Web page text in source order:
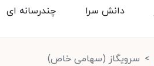
چندرسانه ای دانش سرا
سرویگاز (سهامی خاص)